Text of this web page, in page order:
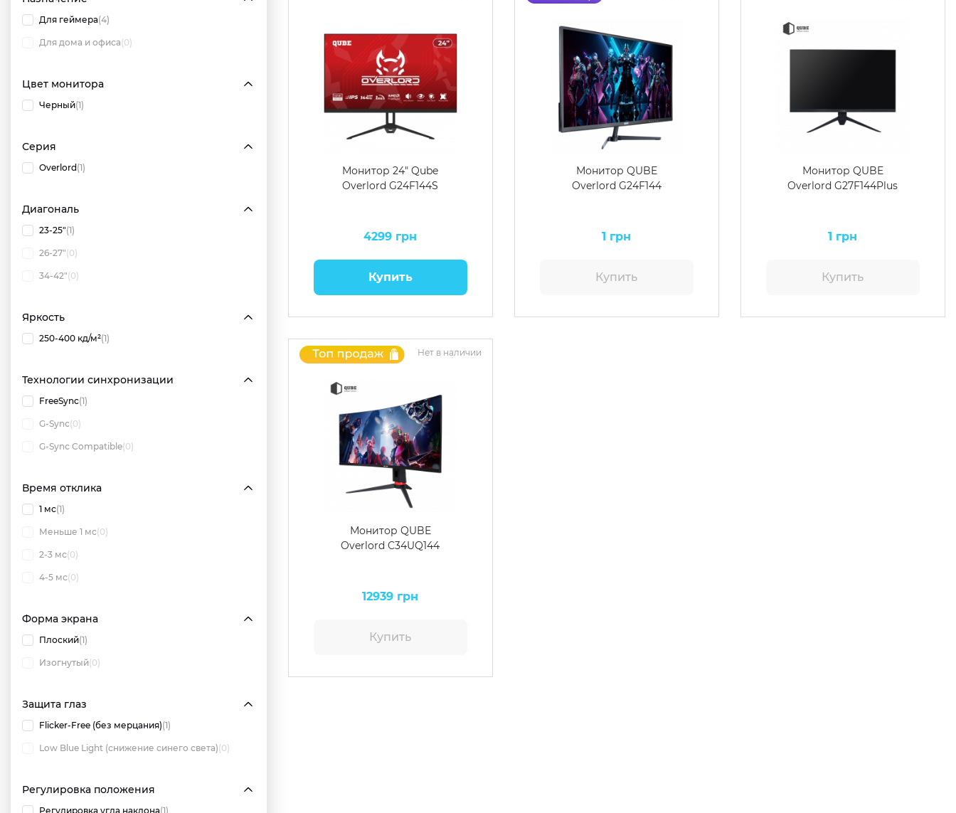
Для геймера(4)
Для дома и офиса(0)
Цвет монитора
Черный(1)
Серия
Overlord (1)
Диагональ
23-25"(1)
26-27"(0)
34-42"(0)
Яркость
250-400 кд/м²(1)
Технологии синхронизации
FreeSync(1)
G-Sync(0)
G-Sync Compatible(0)
Время отклика
1 мс(1)
Меньше 1 мс(0)
2-3 мс(0)
4-5 мс(0)
Форма экрана
Плоский(1)
Изогнутый(0)
Защита глаз
Flicker-Free (без мерцания)(1)
Low Blue Light (снижение синего света)(0)
Регулировка положения
Регулировка угла наклона(1)
Монитор 24" Qube
Overlord G24F144S
4299 грн
Купить
Монитор QUBE
Overlord G24F144
1 грн
Купить
Монитор QUBE
Overlord G27F144Plus
1 грн
Купить
Нет в наличии
Монитор QUBE
Overlord C34UQ144
12939 грн
Купить